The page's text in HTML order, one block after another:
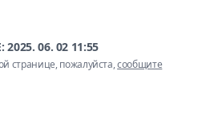
2025. 06. 02 11:55
странице, пожалуйста,сообщите